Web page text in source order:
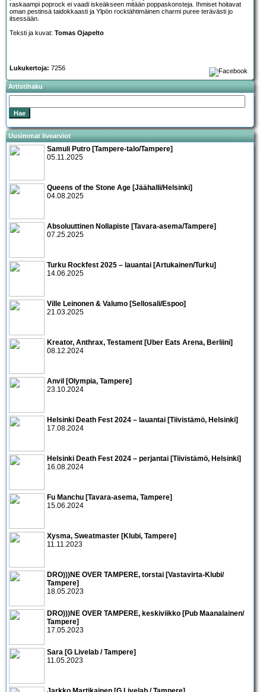
raskaampi poprock ei vaadi iskeäkseen mitään poppaskonsteja. Ihmiset hoitavat
oman pestinsä taidokkaasti ja Ylpön rocktähtimäinen charmi puree terävästi jo
itsessään.
Teksti ja kuvat: Tomas Ojapelto
Lukukertoja: 7256
Artistihaku
Uusimmat livearviot
Samuli Putro [Tampere-talo/Tampere]
05.11.2025
Queens of the Stone Age [Jäähalli/Helsinki]
04.08.2025
Absoluuttinen Nollapiste [Tavara-asema/Tampere]
07.25.2025
Turku Rockfest 2025 – lauantai [Artukainen/Turku]
14.06.2025
Ville Leinonen & Valumo [Sellosali/Espoo]
21.03.2025
Kreator, Anthrax, Testament [Uber Eats Arena, Berliini]
08.12.2024
Anvil [Olympia, Tampere]
23.10.2024
Helsinki Death Fest 2024 – lauantai [Tiivistämö, Helsinki]
17.08.2024
Helsinki Death Fest 2024 – perjantai [Tiivistämö, Helsinki]
16.08.2024
Fu Manchu [Tavara-asema, Tampere]
15.06.2024
Xysma, Sweatmaster [Klubi, Tampere]
11.11.2023
DRO)))NE OVER TAMPERE, torstai [Vastavirta-Klubi/
Tampere]
18.05.2023
DRO)))NE OVER TAMPERE, keskiviikko [Pub Maanalainen/
Tampere]
17.05.2023
Sara [G Livelab / Tampere]
11.05.2023